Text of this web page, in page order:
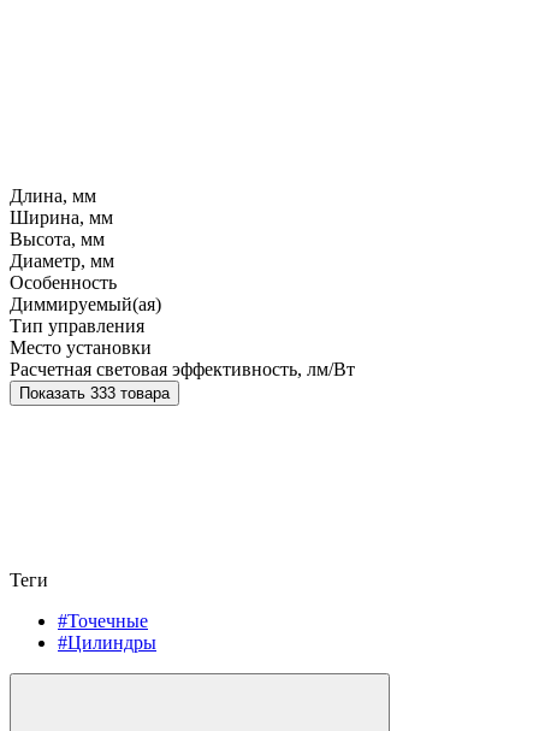
Длина, мм
Ширина, мм
Высота, мм
Диаметр, мм
Особенность
Диммируемый(ая)
Тип управления
Место установки
Расчетная световая эффективность, лм/Вт
Показать 333 товара
Теги
#Точечные
#Цилиндры